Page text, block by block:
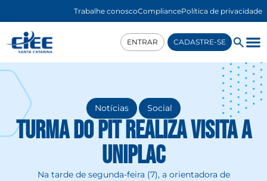
Trabalhe conoscoCompliancePolítica de privacidade
ENTRAR CADASTRE-SE
Notícias , Social
Turma do PIT realiza visita a
Uniplac
Na tarde de segunda-feira (7), a orientadora de